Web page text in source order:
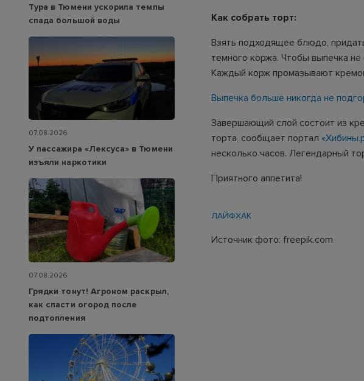
Как собрать торт:
Взять подходящее блюдо,
темного коржа. Чтобы выпечка
Каждый корж промазывают
Выпечка больше никогда не
Завершающий слой состоит из
торта, сообщает портал
несколько часов. Легендарный
Приятного аппетита!
ЛАЙФХАК
Источник фото: freepik.com
Тура в Тюмени ускорила темпы
спада большой воды
07.08.2026
У пассажира «Лексуса» в Тюмени
изъяли наркотики
07.08.2026
Грядки тонут! Агроном раскрыл,
как спасти огород после
подтопления